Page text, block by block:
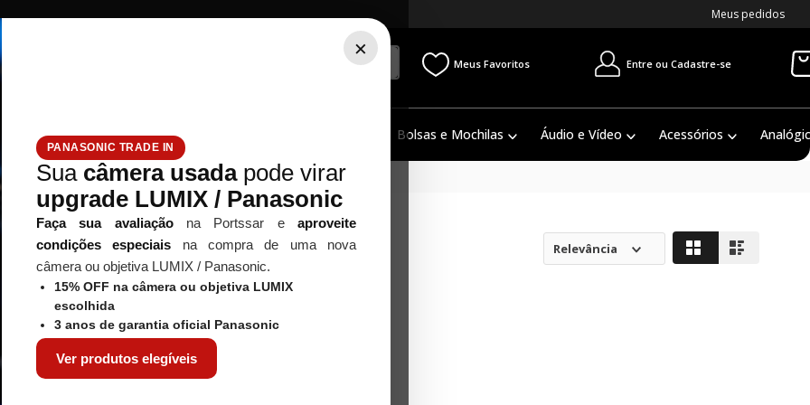
×
PANASONIC TRADE IN
Sua câmera usadapode virar
upgrade LUMIX / Panasonic
Faça sua avaliaçãona Portssar eaproveite
condições especiais na compra de uma nova
câmera ou objetiva LUMIX / Panasonic.
15% OFF na câmera ou objetiva LUMIX
escolhida
3 anos de garantia oficial Panasonic
Ver produtos elegíveis
Meus pedidos
Meus Favoritos Entre ou Cadastre-se
Tripé / Monopé Estúdio / Iluminação Bolsas e Mochilas Áudio e Vídeo Acessórios
Relevância